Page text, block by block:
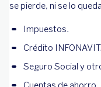
se pierde, ni se lo
Impuestos.
Crédito INFONAVIT.
Seguro Social y